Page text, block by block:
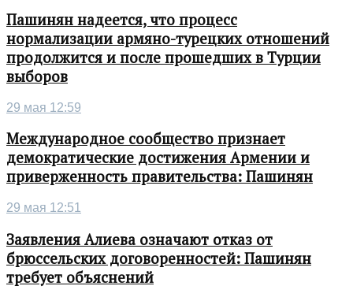
Пашинян надеется, что процесс
нормализации армяно-турецких отношений
продолжится и после прошедших в Турции
выборов
29 мая 12:59
Международное сообщество признает
демократические достижения Армении и
приверженность правительства: Пашинян
29 мая 12:51
Заявления Алиева означают отказ от
брюссельских договоренностей: Пашинян
требует объяснений